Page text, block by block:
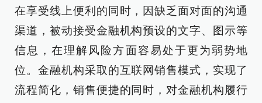
在享受线上便利的同时，因缺乏面对面的沟通
渠道，被动接受金融机构预设的文字、图示等
信息，在理解风险方面容易处于更为弱势地
位。金融机构采取的互联网销售模式，实现了
流程简化，销售便捷的同时，对金融机构履行